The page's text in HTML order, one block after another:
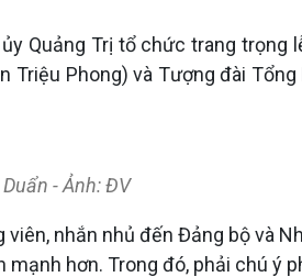
Quảng Trị tổ chức trang trọng
Phong) và Tượng đài
- Ảnh: ĐV
nhắn nhủ đến Đảng bộ và
hơn. Trong đó, phải chú ý